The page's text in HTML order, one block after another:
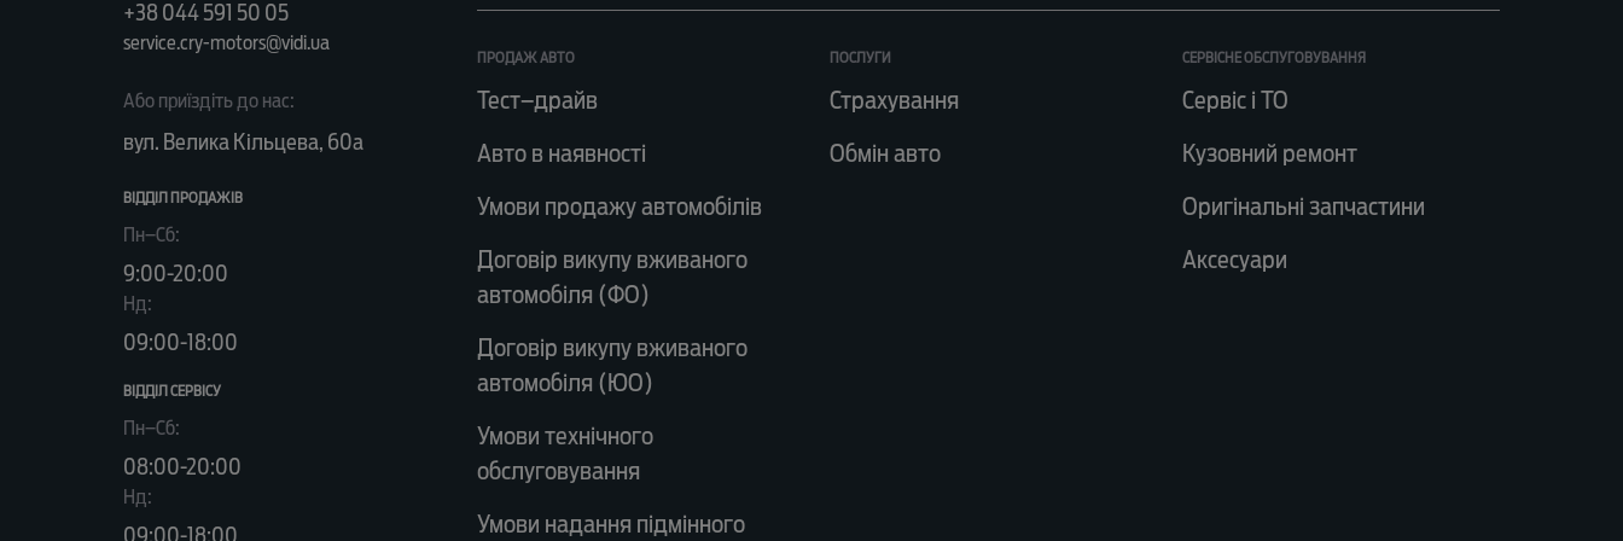
+38 044 591 50 05
service.cry-motors@vidi.ua
Або приїздіть до нас:
вул. Велика Кільцева, 60а
ВІДДІЛ ПРОДАЖІВ
Пн–Сб:
9:00-20:00
Нд:
09:00-18:00
ВІДДІЛ CЕРВІСУ
Пн–Сб:
08:00-20:00
Нд:
09:00-18:00
ПРОДАЖ АВТО
Тест–драйв
Авто в наявності
Умови продажу автомобілів
Договір викупу вживаного
автомобіля (ФО)
Договір викупу вживаного
автомобіля (ЮО)
Умови технічного
обслуговування
Умови надання підмінного
ПОСЛУГИ
Страхування
Обмін авто
СЕРВІСНЕ ОБСЛУГОВУВАННЯ
Сервіс і ТО
Кузовний ремонт
Оригінальні запчастини
Аксесуари